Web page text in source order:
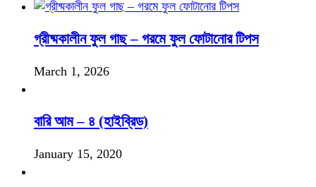
গ্রীষ্মকালীন ফুল গাছ – গরমে ফুল ফোটানোর টিপস
March 1, 2026
বারি আম – ৪ (হাইব্রিড)
January 15, 2020